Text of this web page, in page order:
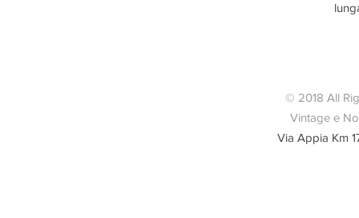
© 2018 All
Vintage e
Via Appia Km